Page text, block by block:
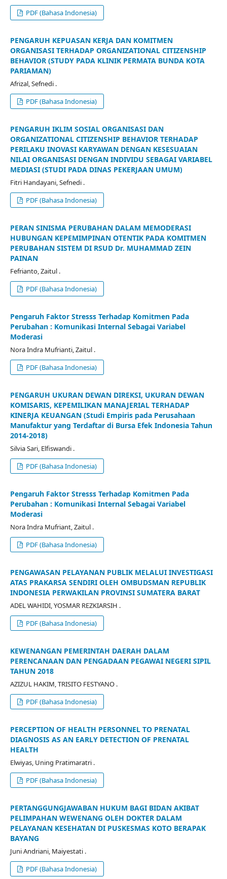
PDF (Bahasa Indonesia)
PENGARUH KEPUASAN KERJA DAN KOMITMEN
ORGANISASI TERHADAP ORGANIZATIONAL CITIZENSHIP
BEHAVIOR (STUDY PADA KLINIK PERMATA BUNDA KOTA
PARIAMAN)
Afrizal, Sefnedi .
PDF (Bahasa Indonesia)
PENGARUH IKLIM SOSIAL ORGANISASI DAN
ORGANIZATIONAL CITIZENSHIP BEHAVIOR TERHADAP
PERILAKU INOVASI KARYAWAN DENGAN KESESUAIAN
NILAI ORGANISASI DENGAN INDIVIDU SEBAGAI VARIABEL
MEDIASI (STUDI PADA DINAS PEKERJAAN UMUM)
Fitri Handayani, Sefnedi .
PDF (Bahasa Indonesia)
PERAN SINISMA PERUBAHAN DALAM MEMODERASI
HUBUNGAN KEPEMIMPINAN OTENTIK PADA KOMITMEN
PERUBAHAN SISTEM DI RSUD Dr. MUHAMMAD ZEIN
PAINAN
Fefrianto, Zaitul .
PDF (Bahasa Indonesia)
Pengaruh Faktor Stresss Terhadap Komitmen Pada
Perubahan : Komunikasi Internal Sebagai Variabel
Moderasi
Nora Indra Mufrianti, Zaitul .
PDF (Bahasa Indonesia)
PENGARUH UKURAN DEWAN DIREKSI, UKURAN DEWAN
KOMISARIS, KEPEMILIKAN MANAJERIAL TERHADAP
KINERJA KEUANGAN (Studi Empiris pada Perusahaan
Manufaktur yang Terdaftar di Bursa Efek Indonesia Tahun
2014-2018)
Silvia Sari, Elfiswandi .
PDF (Bahasa Indonesia)
Pengaruh Faktor Stresss Terhadap Komitmen Pada
Perubahan : Komunikasi Internal Sebagai Variabel
Moderasi
Nora Indra Mufriant, Zaitul .
PDF (Bahasa Indonesia)
PENGAWASAN PELAYANAN PUBLIK MELALUI INVESTIGASI
ATAS PRAKARSA SENDIRI OLEH OMBUDSMAN REPUBLIK
INDONESIA PERWAKILAN PROVINSI SUMATERA BARAT
ADEL WAHIDI, YOSMAR REZKIARSIH .
PDF (Bahasa Indonesia)
KEWENANGAN PEMERINTAH DAERAH DALAM
PERENCANAAN DAN PENGADAAN PEGAWAI NEGERI SIPIL
TAHUN 2018
AZIZUL HAKIM, TRISITO FESTYANO .
PDF (Bahasa Indonesia)
PERCEPTION OF HEALTH PERSONNEL TO PRENATAL
DIAGNOSIS AS AN EARLY DETECTION OF PRENATAL
HEALTH
Elwiyas, Uning Pratimaratri .
PDF (Bahasa Indonesia)
PERTANGGUNGJAWABAN HUKUM BAGI BIDAN AKIBAT
PELIMPAHAN WEWENANG OLEH DOKTER DALAM
PELAYANAN KESEHATAN DI PUSKESMAS KOTO BERAPAK
BAYANG
Juni Andriani, Maiyestati .
PDF (Bahasa Indonesia)